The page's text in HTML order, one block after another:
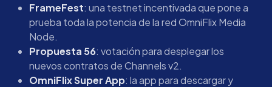
FrameFest: una testnet incentivada que pone a
prueba toda la potencia de la red OmniFlix Media
Node.
Propuesta 56: votación para desplegar los
nuevos contratos de Channels v2.
OmniFlix Super App: la app para descargar y